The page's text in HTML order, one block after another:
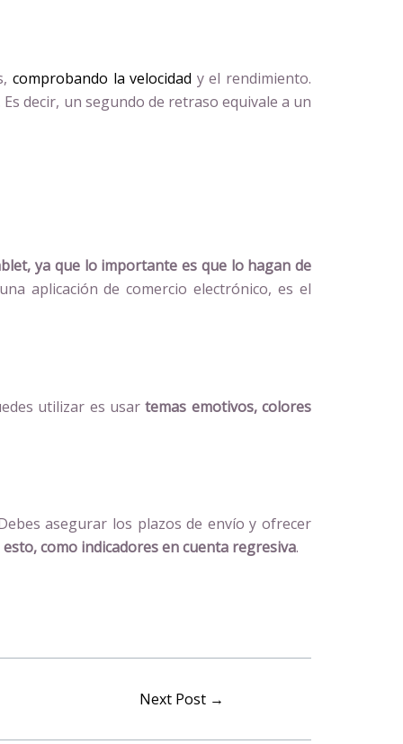
comprobando la velocidad y el rendimiento.
Es decir, un segundo de retraso equivale a un
ya que lo importante es que lo hagan de
aplicación de comercio electrónico, es el
utilizar es usartemas emotivos, colores
asegurar los plazos de envío y ofrecer
como indicadores en cuenta regresiva.
Next Post →